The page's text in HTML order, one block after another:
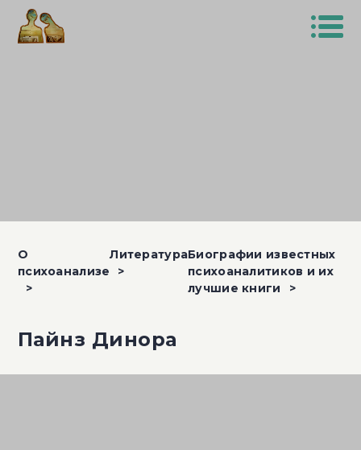
О
психоанализе
ЛитератураБиографии известных
психоаналитиков и их
лучшие книги
Пайнз Динора